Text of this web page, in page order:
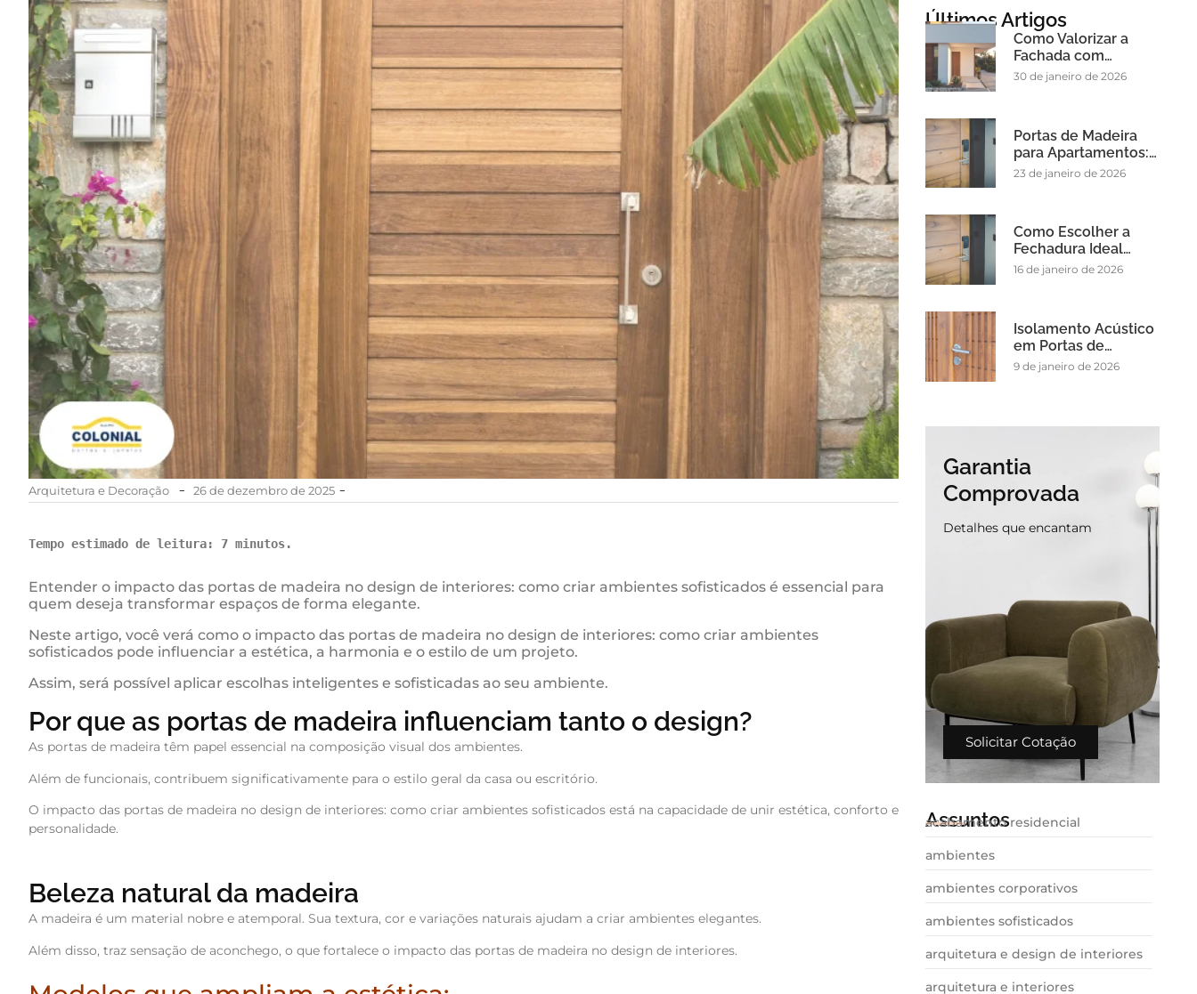
Arquitetura e Decoração - 26 de dezembro de 2025 -
Tempo estimado de leitura: 7 minutos.
Entender o impacto das portas de madeira no design de interiores: como criar ambientes sofisticados é essencial para
quem deseja transformar espaços de forma elegante.
Neste artigo, você verá como o impacto das portas de madeira no design de interiores: como criar ambientes
sofisticados pode influenciar a estética, a harmonia e o estilo de um projeto.
Assim, será possível aplicar escolhas inteligentes e sofisticadas ao seu ambiente.
Por que as portas de madeira influenciam tanto o design?
As portas de madeira têm papel essencial na composição visual dos ambientes.
Além de funcionais, contribuem significativamente para o estilo geral da casa ou escritório.
O impacto das portas de madeira no design de interiores: como criar ambientes sofisticados está na capacidade de unir estética, conforto e
personalidade.
Beleza natural da madeira
A madeira é um material nobre e atemporal. Sua textura, cor e variações naturais ajudam a criar ambientes elegantes.
Além disso, traz sensação de aconchego, o que fortalece o impacto das portas de madeira no design de interiores.
Últimos Artigos
Como Valorizar a
Fachada com…
30 de janeiro de 2026
Portas de Madeira
para Apartamentos:…
23 de janeiro de 2026
Como Escolher a
Fechadura Ideal…
16 de janeiro de 2026
Isolamento Acústico
em Portas de…
9 de janeiro de 2026
Garantia
Comprovada
Detalhes que encantam
Solicitar Cotação
Assuntos
acabamento residencial
ambientes
ambientes corporativos
ambientes sofisticados
arquitetura e design de interiores
arquitetura e interiores